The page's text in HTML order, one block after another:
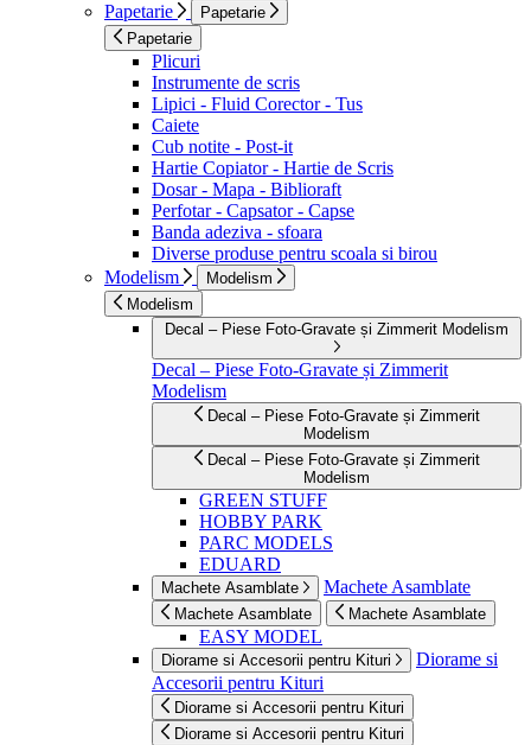
Papetarie
Papetarie
Papetarie
Plicuri
Instrumente de scris
Lipici - Fluid Corector - Tus
Caiete
Cub notite - Post-it
Hartie Copiator - Hartie de Scris
Dosar - Mapa - Biblioraft
Perfotar - Capsator - Capse
Banda adeziva - sfoara
Diverse produse pentru scoala si birou
Modelism
Modelism
Modelism
Decal – Piese Foto-Gravate și Zimmerit Modelism
Decal – Piese Foto-Gravate și Zimmerit
Modelism
Decal – Piese Foto-Gravate și Zimmerit
Modelism
Decal – Piese Foto-Gravate și Zimmerit
Modelism
GREEN STUFF
HOBBY PARK
PARC MODELS
EDUARD
Machete Asamblate Machete Asamblate
Machete Asamblate Machete Asamblate
EASY MODEL
Diorame si Accesorii pentru Kituri
Diorame si
Accesorii pentru Kituri
Diorame si Accesorii pentru Kituri
Diorame si Accesorii pentru Kituri